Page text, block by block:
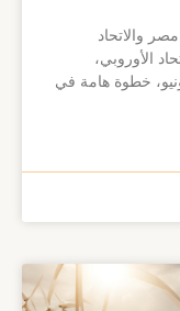
مصر والاتحاد
الأوروبي،